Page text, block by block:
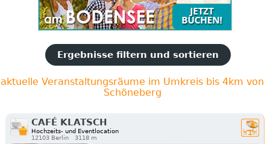
Ergebnisse filtern und sortieren
aktuelle Veranstaltungsräume im Umkreis bis 4km von
Schöneberg
CAFÉ KLATSCH
Hochzeits- und Eventlocation
12103 Berlin
3118 m